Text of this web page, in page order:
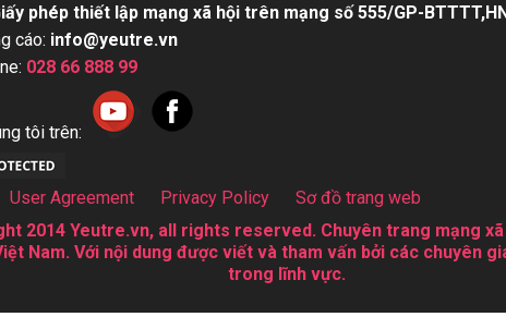
phép thiết lập mạng xã hội trên mạng số 555/GP-
cáo: info@yeutre.vn
028 66 888 99
tôi trên:
User Agreement Privacy Policy
Sơ đồ trang web
2014 Yeutre.vn, all rights reserved. Chuyên trang mạng xã
Nam. Với nội dung được viết và tham vấn bởi các chuyên
trong lĩnh vực.